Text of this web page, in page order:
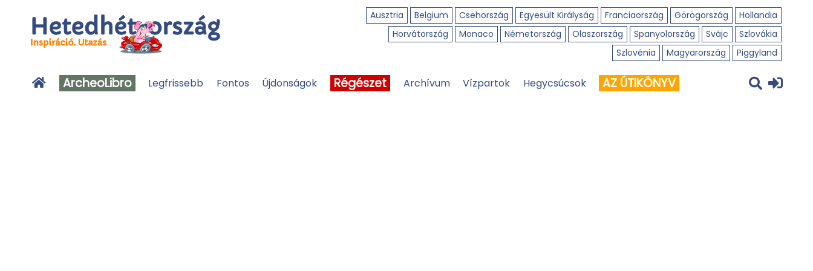
Ausztria Belgium Csehország Egyesült Királyság Franciaország Görögország
Hollandia
Horvátország
Monaco Németország Olaszország Spanyolország Svájc
Szlovákia
Szlovénia
Magyarország Piggyland
ArcheoLibro Legfrissebb Fontos Újdonságok Régészet Archívum Vízpartok Hegycsúcsok AZ ÚTIKÖNYV